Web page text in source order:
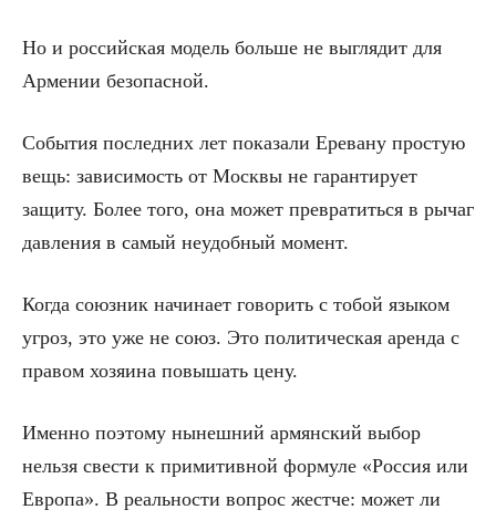
Но и российская модель больше не выглядит для
Армении безопасной.
События последних лет показали Еревану простую
вещь: зависимость от Москвы не гарантирует
защиту. Более того, она может превратиться в рычаг
давления в самый неудобный момент.
Когда союзник начинает говорить с тобой языком
угроз, это уже не союз. Это политическая аренда с
правом хозяина повышать цену.
Именно поэтому нынешний армянский выбор
нельзя свести к примитивной формуле «Россия или
Европа». В реальности вопрос жестче: может ли